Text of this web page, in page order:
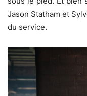
Jason Statham et
du service.